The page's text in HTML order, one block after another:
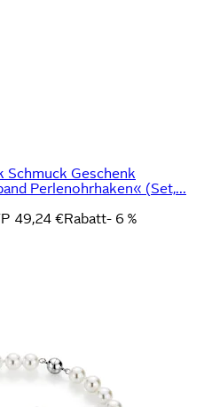
Schmuck Geschenk
Perlenohrhaken« (Set,...
49,24 €Rabatt- 6 %